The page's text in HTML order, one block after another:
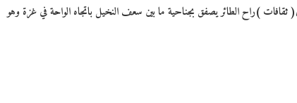
ثقافات )راح الطائر يصفق بجناحية ما بين سعف النخيل باتجاه الواحة في غزة وهو